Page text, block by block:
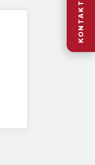
KONTAKT